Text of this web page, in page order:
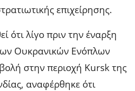
επιχείρησης.
ότι λίγο πριν την έναρξη
Ουκρανικών Ενόπλων
στην περιοχή Kursk της
αναφέρθηκε ότι